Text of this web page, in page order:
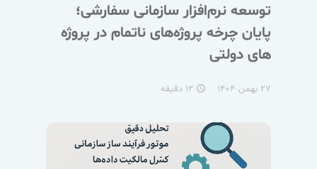
توسعه نرم‌افزار سازمانی سفارشی؛
پایان چرخه پروژه‌های ناتمام در پروژه
های دولتی
۲۷ بهمن ۱۴۰۴ access_time